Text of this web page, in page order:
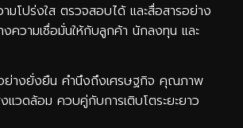
มโปร่งใส ตรวจสอบได้ และสื่อสารอย่าง
ความเชื่อมั่นให้กับลูกค้า นักลงทุน และ
ย่างยั่งยืน คำนึงถึงเศรษฐกิจ คุณภาพ
แวดล้อม ควบคู่กับการเติบโตระยะยาว